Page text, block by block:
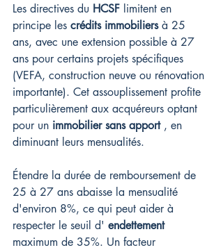
Les directives du HCSF limitent en
principe les crédits immobiliers à 25
ans, avec une extension possible à 27
ans pour certains projets spécifiques
(VEFA, construction neuve ou rénovation
importante). Cet assouplissement profite
particulièrement aux acquéreurs optant
pour un immobilier sans apport , en
diminuant leurs mensualités.
Étendre la durée de remboursement de
25 à 27 ans abaisse la mensualité
d'environ 8%, ce qui peut aider à
respecter le seuil d' endettement
maximum de 35%. Un facteur